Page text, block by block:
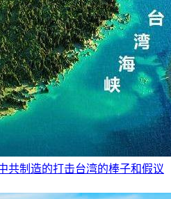
共制造的打击台湾的棒子和假议